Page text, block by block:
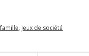
, Jeux de société